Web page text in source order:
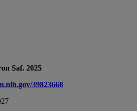
Saf. 2025
39823668